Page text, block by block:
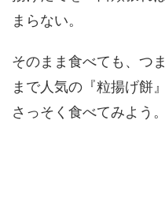
まらない。
そのまま食べても、つ
まで人気の『粒揚げ餅』
さっそく食べてみよう。